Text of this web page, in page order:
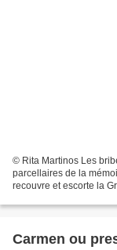
© Rita Martinos Les
parcellaires de la
recouvre et escorte la
Carmen ou